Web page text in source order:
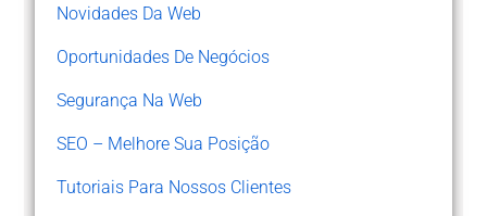
Novidades Da Web
Oportunidades De Negócios
Segurança Na Web
SEO – Melhore Sua Posição
Tutoriais Para Nossos Clientes